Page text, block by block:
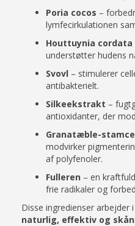
Poria cocos –
lymfecirkulationen
Houttuynia cordata
understøtter hudens
Svovl – stimulerer
antibakterielt.
Silkeekstrakt –
antioxidanter, der
Granatæble-
modvirker
af polyfenoler.
Fulleren – en
frie radikaler og
Disse ingredienser arbejder
naturlig, effektiv og